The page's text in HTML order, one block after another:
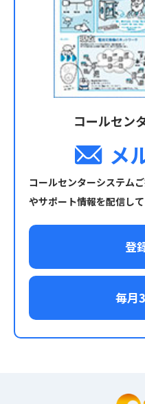
コールセン
メ
コールセンターシステム
やサポート情報を配信して
登
毎月